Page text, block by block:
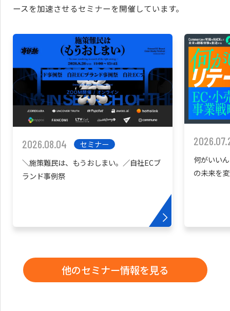
ースを加速させるセミナーを開催しています。
2026.08.04
セミナー
＼施策難民は、もうおしまい。／自社ECブ
ランド事例祭
何がいい
の未来を
他のセミナー情報を見る